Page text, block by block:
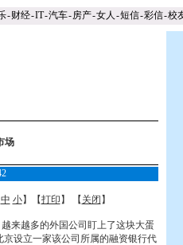
-财经-IT-汽车-房产-女人 -短信-彩信-校
场
中 小】【打印 】 【 关闭 】
来越多的外国公司盯上了这块大蛋
设立一家该公司所属的融资银行代